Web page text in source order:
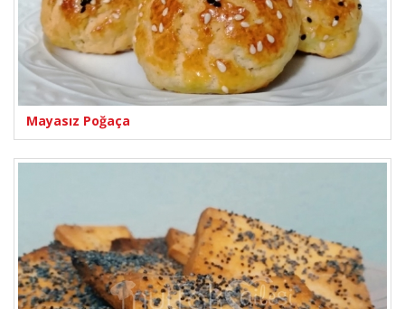
Mayasız Poğaça